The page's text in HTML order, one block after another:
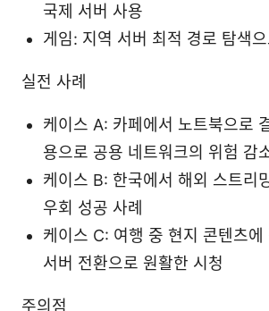
국제 서버 사용
게임: 지역 서버 최적 경로 탐색
실전 사례
케이스 A: 카페에서 노트북으로
용으로 공용 네트워크의 위험 감
케이스 B: 한국에서 해외 스트리
우회 성공 사례
케이스 C: 여행 중 현지 콘텐츠에
서버 전환으로 원활한 시청
주의점